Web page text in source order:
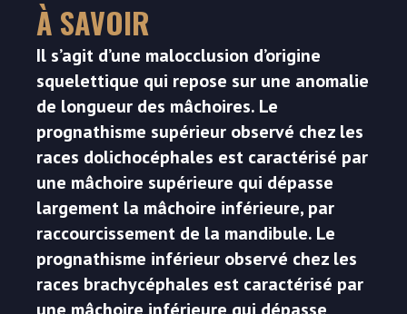
À SAVOIR
Il s’agit d’une malocclusion d’origine
squelettique qui repose sur une anomalie
de longueur des mâchoires. Le
prognathisme supérieur observé chez les
races dolichocéphales est caractérisé par
une mâchoire supérieure qui dépasse
largement la mâchoire inférieure, par
raccourcissement de la mandibule. Le
prognathisme inférieur observé chez les
races brachycéphales est caractérisé par